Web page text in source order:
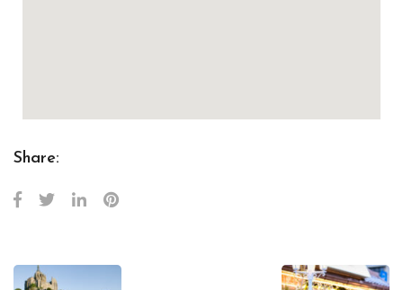
Share: